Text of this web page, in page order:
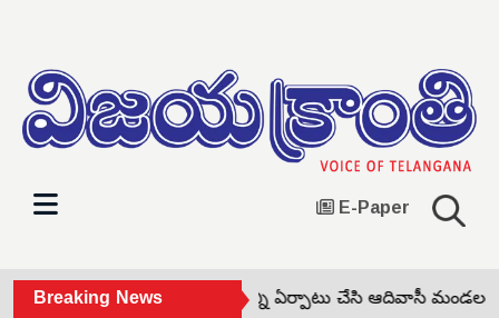
E-Paper
Breaking News
బోర్లగూడెం కేంద్రంగా మండలాన్ని ఏర్పాటు చేసి ఆదివాసీ మండలంగా